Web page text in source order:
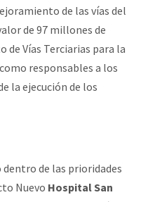
de las vías del
de 97 millones de
de Vías Terciarias para la
responsables a los
la ejecución de los
de las prioridades
Nuevo Hospital San